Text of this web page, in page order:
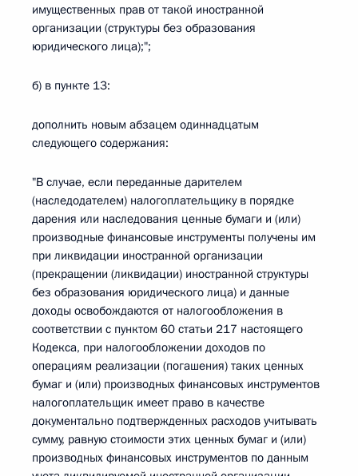
имущественных прав от такой иностранной
организации (структуры без образования
юридического лица);";
б) в пункте 13:
дополнить новым абзацем одиннадцатым
следующего содержания:
"В случае, если переданные дарителем
(наследодателем) налогоплательщику в порядке
дарения или наследования ценные бумаги и (или)
производные финансовые инструменты получены им
при ликвидации иностранной организации
(прекращении (ликвидации) иностранной структуры
без образования юридического лица) и данные
доходы освобождаются от налогообложения в
соответствии с пунктом 60 статьи 217 настоящего
Кодекса, при налогообложении доходов по
операциям реализации (погашения) таких ценных
бумаг и (или) производных финансовых инструментов
налогоплательщик имеет право в качестве
документально подтвержденных расходов учитывать
сумму, равную стоимости этих ценных бумаг и (или)
производных финансовых инструментов по данным